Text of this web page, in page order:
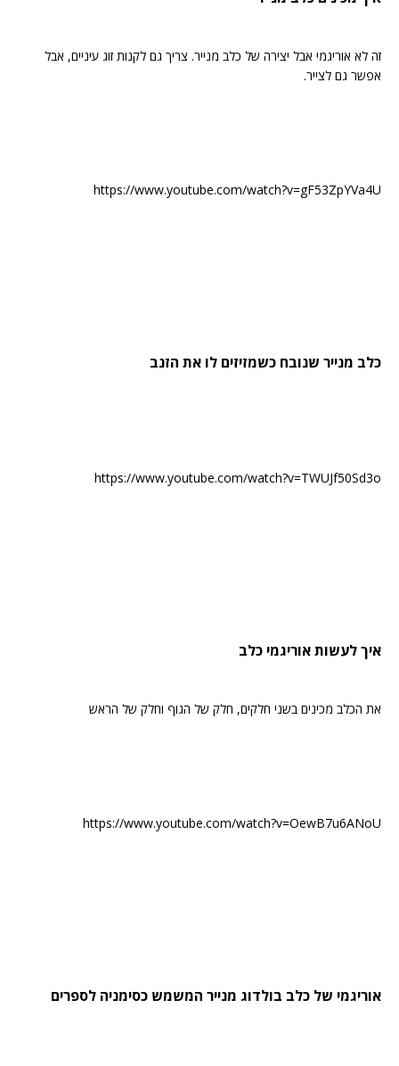
זה לא אוריגמי אבל יצירה של כלב מנייר. צריך גם לקנות זוג עיניים, אבל
אפשר גם לצייר.
https://www.youtube.com/watch?v=gF53ZpYVa4U
כלב מנייר שנובח כשמזיזים לו את הזנב
https://www.youtube.com/watch?v=TWUJf50Sd3o
איך לעשות אוריגמי כלב
את הכלב מכינים בשני חלקים, חלק של הגוף וחלק של הראש
https://www.youtube.com/watch?v=OewB7u6ANoU
אוריגמי של כלב בולדוג מנייר המשמש כסימניה לספרים